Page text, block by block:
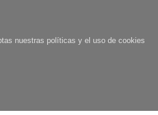
nuestras políticas y el uso de cookies